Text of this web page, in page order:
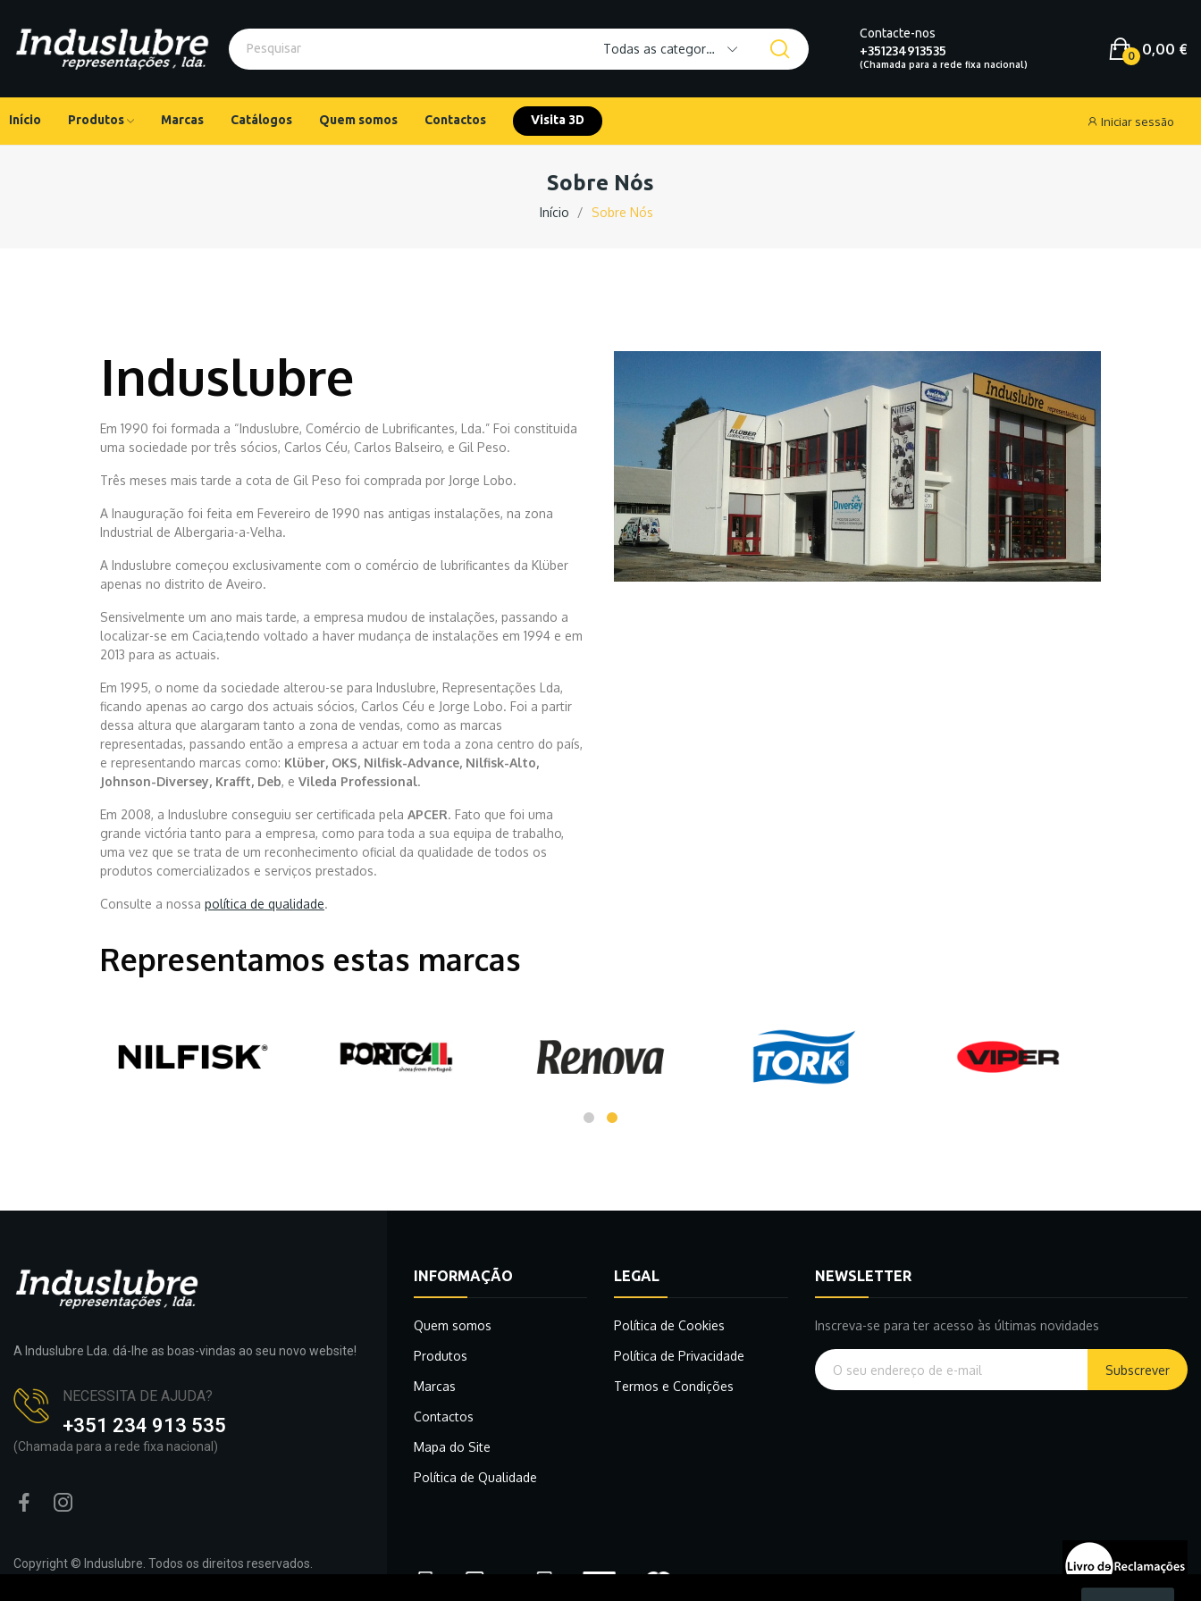
Todas as categorias
Contacte-nos
+351234913535 0,00 €
0
Início Produtos Marcas Catálogos Quem somos Contactos Visita 3D Iniciar sessão
Sobre Nós
Início Sobre Nós
Induslubre
Em 1990 foi formada a “Induslubre, Comércio de Lubrificantes, Lda.” Foi constituida
uma sociedade por três sócios, Carlos Céu, Carlos Balseiro, e Gil Peso.
Três meses mais tarde a cota de Gil Peso foi comprada por Jorge Lobo.
A Inauguração foi feita em Fevereiro de 1990 nas antigas instalações, na zona
Industrial de Albergaria-a-Velha.
A Induslubre começou exclusivamente com o comércio de lubrificantes da Klüber
apenas no distrito de Aveiro.
Sensivelmente um ano mais tarde, a empresa mudou de instalações, passando a
localizar-se em Cacia,tendo voltado a haver mudança de instalações em 1994 e em
2013 para as actuais.
Em 1995, o nome da sociedade alterou-se para Induslubre, Representações Lda,
ficando apenas ao cargo dos actuais sócios, Carlos Céu e Jorge Lobo. Foi a partir
dessa altura que alargaram tanto a zona de vendas, como as marcas
representadas, passando então a empresa a actuar em toda a zona centro do país,
e representando marcas como: Klüber, OKS, Nilfisk-Advance, Nilfisk-Alto,
Johnson-Diversey, Krafft, Deb, e Vileda Professional.
Em 2008, a Induslubre conseguiu ser certificada pela APCER. Fato que foi uma
grande victória tanto para a empresa, como para toda a sua equipa de trabalho,
uma vez que se trata de um reconhecimento oficial da qualidade de todos os
produtos comercializados e serviços prestados.
Consulte a nossa política de qualidade.
Representamos estas marcas
A Induslubre Lda. dá-lhe as boas-vindas ao seu novo website!
NECESSITA DE AJUDA?
+351 234 913 535
(Chamada para a rede fixa nacional)
INFORMAÇÃO
Quem somos
Produtos
Marcas
Contactos
Mapa do Site
Política de Qualidade
LEGAL
Política de Cookies
Política de Privacidade
Termos e Condições
NEWSLETTER
Inscreva-se para ter acesso às últimas novidades
Subscrever
Copyright © Induslubre. Todos os direitos reservados.